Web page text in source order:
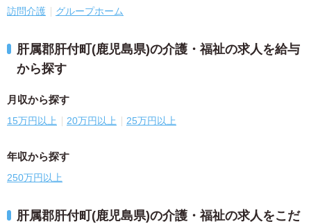
訪問介護 グループホーム
肝属郡肝付町(鹿児島県)の介護・福祉の求人を給与
から探す
月収から探す
15万円以上 20万円以上 25万円以上
年収から探す
250万円以上
肝属郡肝付町(鹿児島県)の介護・福祉の求人をこだ